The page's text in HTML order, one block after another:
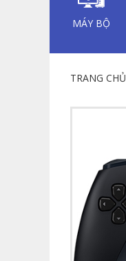
MÁY BỘ
TRANG CHỦ